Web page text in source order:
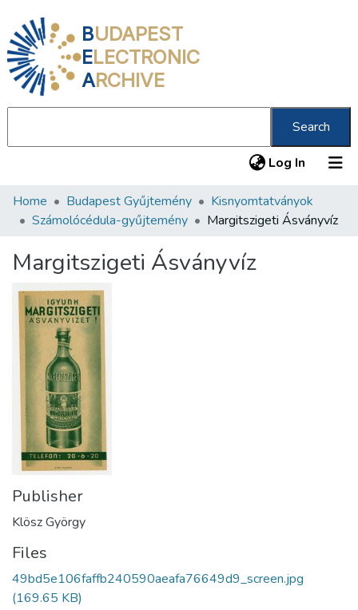
BUDAPEST
ELECTRONIC
ARCHIVE
Search
Log In (current)
Communities & Collections
Statistics
About us
Home Budapest Gyűjtemény
Kisnyomtatványok
Számolócédula-gyűjtemény
Margitszigeti Ásványvíz
Margitszigeti Ásványvíz
Publisher
Klösz György
Files
49bd5e106faffb240590aeafa76649d9_screen.jpg
(169.65 KB)